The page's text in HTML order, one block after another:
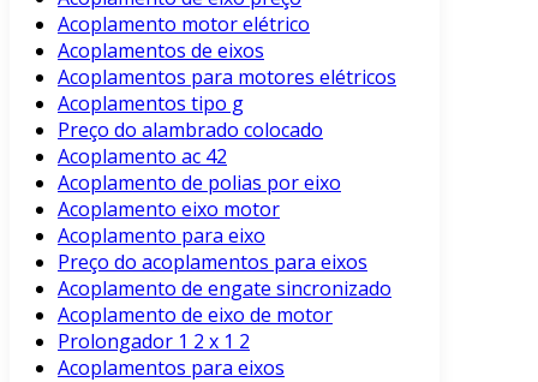
Acoplamento motor elétrico
Acoplamentos de eixos
Acoplamentos para motores elétricos
Acoplamentos tipo g
Preço do alambrado colocado
Acoplamento ac 42
Acoplamento de polias por eixo
Acoplamento eixo motor
Acoplamento para eixo
Preço do acoplamentos para eixos
Acoplamento de engate sincronizado
Acoplamento de eixo de motor
Prolongador 1 2 x 1 2
Acoplamentos para eixos